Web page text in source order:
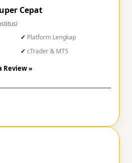
Cepat
Platform Lengkap
cTrader & MT5
Review »